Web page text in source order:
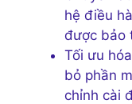
hệ điều
được bảo
Tối ưu
bỏ phần
chỉnh cài